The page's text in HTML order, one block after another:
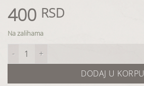
400 RSD
Na zalihama
Ukrasni celofan za buket 97-Z količina
DODAJ U KORPU